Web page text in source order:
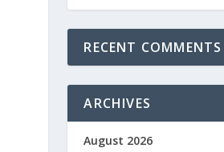
RECENT COMMENTS
ARCHIVES
August 2026